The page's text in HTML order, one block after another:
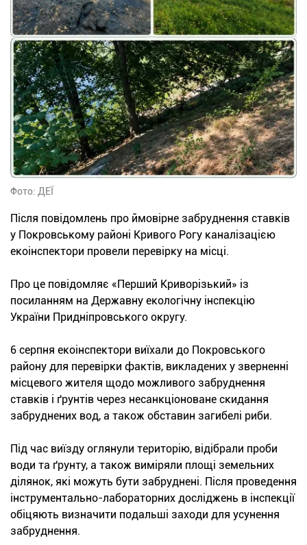
Фото: ДЕЇ
Після повідомлень про ймовірне забруднення ставків
у Покровському районі Кривого Рогу каналізацією
екоінспектори провели перевірку на місці.
Про це повідомляє «Перший Криворізький» із
посиланням на Державну екологічну інспекцію
України Придніпровського округу.
6 серпня екоінспектори виїхали до Покровського
району для перевірки фактів, викладених у зверненні
місцевого жителя щодо можливого забруднення
ставків і ґрунтів через несанкціоноване скидання
забруднених вод, а також обставин загибелі риби.
Під час виїзду оглянули територію, відібрали проби
води та ґрунту, а також виміряли площі земельних
ділянок, які можуть бути забруднені. Після проведення
інструментально-лабораторних досліджень в інспекції
обіцяють визначити подальші заходи для усунення
забруднення.